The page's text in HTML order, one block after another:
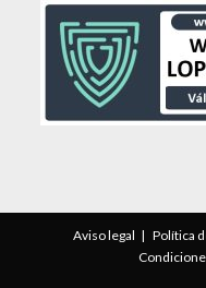
Aviso legal Política